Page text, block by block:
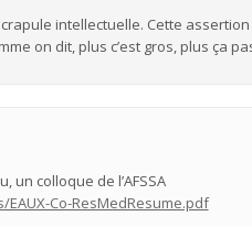
intellectuelle. Cette
on dit, plus c’est gros, plus ça
un colloque de l’AFSSA
Co-ResMedResume.pdf